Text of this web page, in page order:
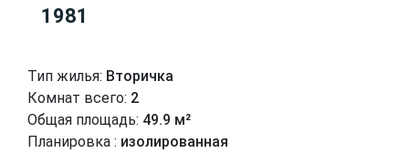
1981
Тип жилья: Вторичка
Комнат всего: 2
Общая площадь: 49.9 м²
Планировка : изолированная